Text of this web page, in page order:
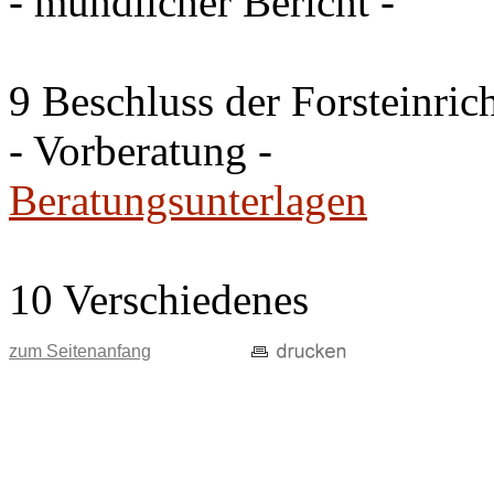
9 Beschluss der
- Vorberatung -
Beratungsunterlagen
10 Verschiedenes
zum Seitenanfang